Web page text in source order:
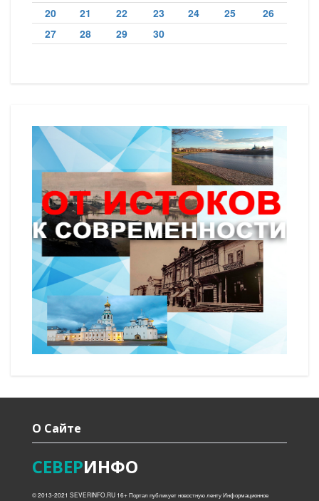
20
21 22 23 24 25
26
27
28 29 30
О Сайте
СЕВЕРИНФО
© 2013-2021 SEVERINFO.RU 16+ Портал публикует новостную ленту Информационное